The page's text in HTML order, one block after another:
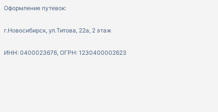
Оформление путевок:
г.Новосибирск, ул.Титова, 22а, 2 этаж
ИНН: 0400023676, ОГРН: 1230400002623